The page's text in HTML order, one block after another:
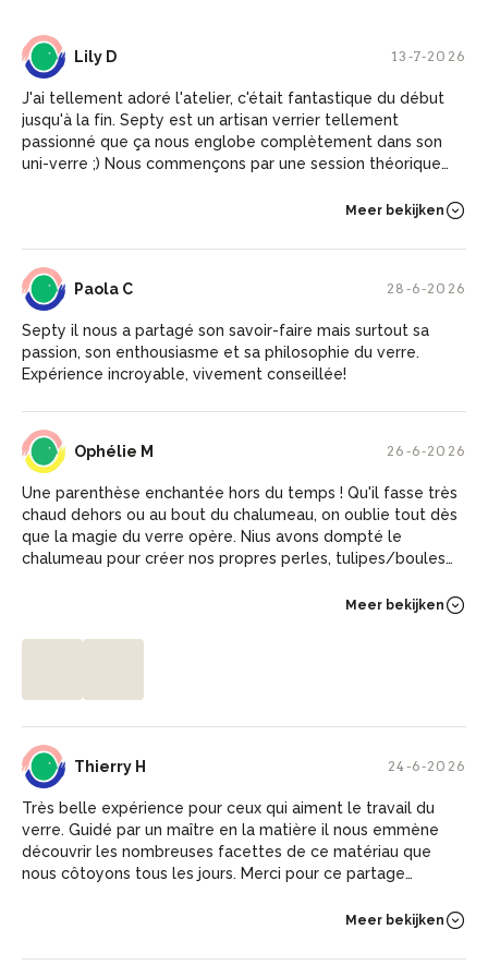
LD Lily D 13-7-2026
J'ai tellement adoré l'atelier, c'était fantastique du début
jusqu'à la fin. Septy est un artisan verrier tellement
passionné que ça nous englobe complètement dans son
uni-verre ;) Nous commençons par une session théorique
nous avons découvert la réalisation d'une perle avec toutes
repartons à la fin avec nos réalisations ce qui est un vrai
plus! 4H de pure bonheur, d'art et de passion Merci
beaucoup Septy, pour ta gentillesse et ta dévotion à ton
art !
Meer bekijken
PC Paola C 28-6-2026
Septy il nous a partagé son savoir-faire mais surtout sa
passion, son enthousiasme et sa philosophie du verre.
Expérience incroyable, vivement conseillée!
OM Ophélie M 26-6-2026
Une parenthèse enchantée hors du temps ! Qu'il fasse très
chaud dehors ou au bout du chalumeau, on oublie tout dès
que la magie du verre opère. Nius avons dompté le
chalumeau pour créer nos propres perles, tulipes/boules
Meer bekijken
TH Thierry H 24-6-2026
Très belle expérience pour ceux qui aiment le travail du
verre. Guidé par un maître en la matière il nous emmène
découvrir les nombreuses facettes de ce matériau que
nous côtoyons tous les jours. Merci pour ce partage
Meer bekijken